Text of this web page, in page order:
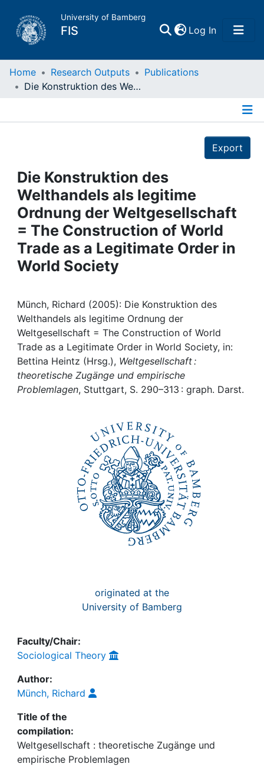
University of Bamberg
FIS Log In(current)
Home
Projects
People
Institutions
Awards
Help
Home Research Outputs
Publications
Die Konstruktion des Welthandels als legitime Ordnung der Weltgesellschaft = The Construction of World Trade as a Legitimate Order in World Society
Export
Die Konstruktion des
Welthandels als legitime
Ordnung der Weltgesellschaft
= The Construction of World
Trade as a Legitimate Order in
World Society
Münch, Richard (2005): Die Konstruktion des
Welthandels als legitime Ordnung der
Weltgesellschaft = The Construction of World
Trade as a Legitimate Order in World Society, in:
Bettina Heintz (Hrsg.), Weltgesellschaft :
theoretische Zugänge und empirische
Problemlagen, Stuttgart, S. 290–313 : graph. Darst.
originated at the
University of Bamberg
Faculty/Chair:
Sociological Theory
Author:
Münch, Richard
Title of the
compilation:
Weltgesellschaft : theoretische Zugänge und
empirische Problemlagen